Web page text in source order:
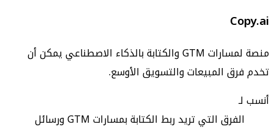
Copy.ai
منصة لمسارات GTM والكتابة بالذكاء الاصطناعي يمكن أن
تخدم فرق المبيعات والتسويق الأوسع.
أنسب لـ
الفرق التي تريد ربط الكتابة بمسارات GTM ورسائل